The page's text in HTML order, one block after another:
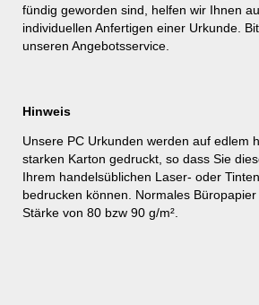
fündig geworden sind, helfen wir Ihnen
individuellen Anfertigen einer Urkunde.
unseren Angebotsservice
Hinweis
Unsere PC Urkunden werden auf edlem
starken Karton gedruckt, so dass Sie
Ihrem handelsüblichen Laser- oder
bedrucken können. Normales
Stärke von 80 bzw 90 g/m².